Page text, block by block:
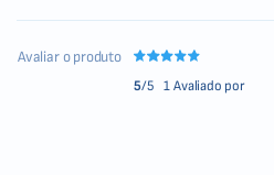
Avaliar o produto
5/5 1 Avaliado por